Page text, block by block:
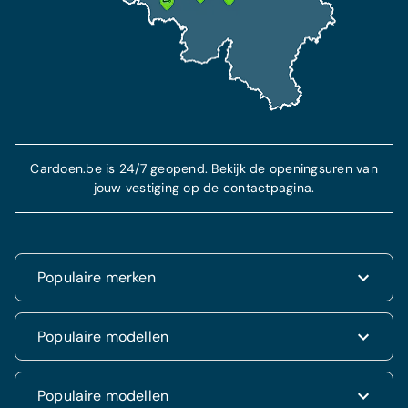
Meer informatie
Meer info
Populaire merken
Renault
Dacia
Volkswagen
Populaire modellen
Renault Clio
Populaire modellen
Cardoen.be is 24/7 geopend. Bekijk de openingsuren van
jouw vestiging op de contactpagina.